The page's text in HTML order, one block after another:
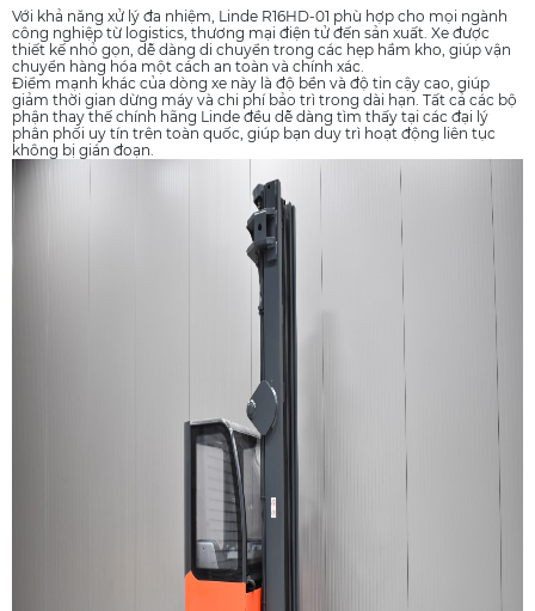
Với khả năng xử lý đa nhiệm, Linde R16HD-01 phù hợp cho mọi ngành
công nghiệp từ logistics, thương mại điện tử đến sản xuất. Xe được
thiết kế nhỏ gọn, dễ dàng di chuyển trong các hẹp hầm kho, giúp vận
chuyển hàng hóa một cách an toàn và chính xác.
Điểm mạnh khác của dòng xe này là độ bền và độ tin cậy cao, giúp
giảm thời gian dừng máy và chi phí bảo trì trong dài hạn. Tất cả các bộ
phận thay thế chính hãng Linde đều dễ dàng tìm thấy tại các đại lý
phân phối uy tín trên toàn quốc, giúp bạn duy trì hoạt động liên tục
không bị gián đoạn.